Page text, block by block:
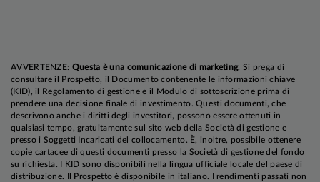
Dopo aver registrato un minimo locale
all’indomani della pubblicazione dei risultati di
Nvidia,le attività rischiose hanno imboccato un
ripido sentiero di recupero, che ha riportato
l’indice S&P 500 a poco più di un punto
percentuale dai massini.Il driver principale è
stato un ammorbidimento della retorica della
AVVERTENZE: Questa è una comunicazione di marketing. Si prega di
consultare il Prospetto, il Documento contenente le informazioni chiave
(KID), il Regolamento di gestione e il Modulo di sottoscrizione prima di
prendere una decisione finale di investimento. Questi documenti, che
descrivono anche i diritti degli investitori, possono essere ottenuti in
qualsiasi tempo, gratuitamente sul sito web della Società di gestione e
presso i Soggetti Incaricati del collocamento. È, inoltre, possibile ottenere
copie cartacee di questi documenti presso la Società di gestione del fondo
su richiesta. I KID sono disponibili nella lingua ufficiale locale del paese di
distribuzione. Il Prospetto è disponibile in italiano. I rendimenti passati non